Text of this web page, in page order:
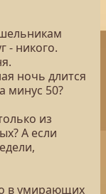
- никого.
ночь длится
минус 50?
из
А если
в умирающих